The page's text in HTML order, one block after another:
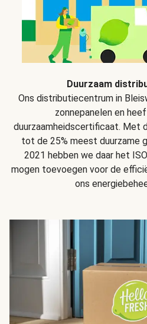
Duurzaam
Ons distributiecentrum in
zonnepanelen en
duurzaamheidscertificaat. Met
tot de 25% meest duurzame
2021 hebben we daar het
mogen toevoegen voor de
ons